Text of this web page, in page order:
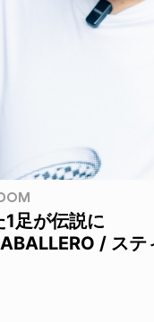
足が伝説に
/ ステ